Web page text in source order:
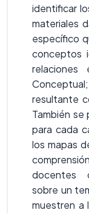
identificar
materiales
específico
conceptos
resultante
También se
para cada
los mapas
docentes
sobre un
muestren a